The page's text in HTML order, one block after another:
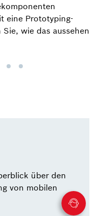
eine Prototyping-
wie das aussehen
über den
von mobilen